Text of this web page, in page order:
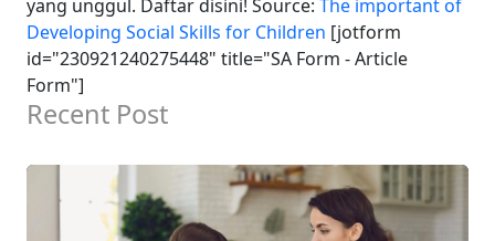
yang unggul. Daftar disini! Source: The important of
Developing Social Skills for Children [jotform
id="230921240275448" title="SA Form - Article
Form"]
Recent Post